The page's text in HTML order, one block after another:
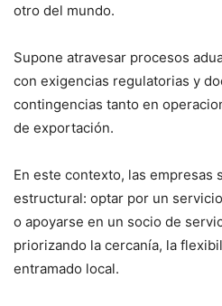
otro del mundo.
Supone atravesar procesos
con exigencias regulatorias y
contingencias tanto en
de exportación.
En este contexto, las empresas
estructural: optar por un
o apoyarse en un socio de
priorizando la cercanía, la
entramado local.